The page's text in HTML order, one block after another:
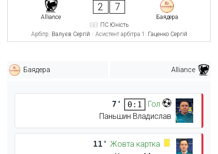
Alliance
2 7
Баядера
ПС Юність
Арбітр: Валуєв Сергій Асистент арбітра 1: Гаценко Сергій
Баядера Alliance
7' 0:1
Гол
Паньшин Владислав
11' Жовта картка